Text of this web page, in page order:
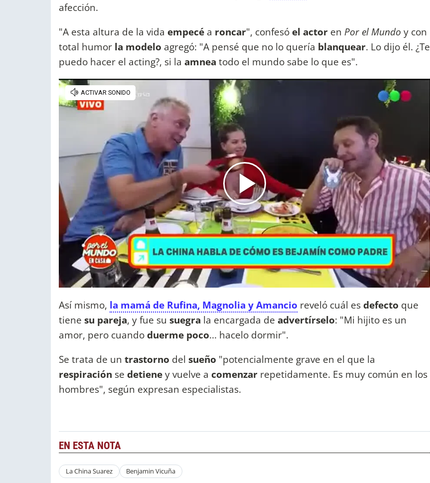
afección.
"A esta altura de la vida empecé a roncar", confesó el actor en Por el Mundo y con
total humor la modelo agregó: "A pensé que no lo quería blanquear. Lo dijo él. ¿Te
puedo hacer el acting?, si la amnea todo el mundo sabe lo que es".
Así mismo, la mamá de Rufina, Magnolia y Amancio reveló cuál esdefecto que
tiene su pareja, y fue su suegra la encargada de advertírselo: "Mi hijito es un
amor, pero cuandoduerme poco... hacelo dormir".
Se trata de un trastorno del sueño "potencialmente grave en el que la
respiración se detieney vuelve a comenzar repetidamente. Es muy común en los
hombres", según expresan especialistas.
EN ESTA NOTA
La China Suarez Benjamin Vicuña